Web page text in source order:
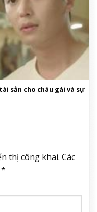
sản cho cháu gái và sự
thị công khai. Các
*